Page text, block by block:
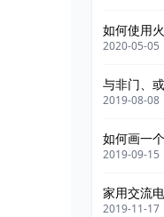
如何使用
2020-05-05
与非门、
2019-08-08
如何画一
2019-09-15
家用交流
2019-11-17